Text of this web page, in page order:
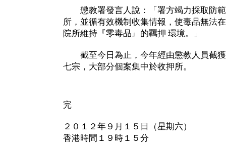
懲教署發言人說：「署方竭力採取防範
所，並循有效機制收集情報，使毒品無法
院所維持『零毒品』的羈押 環境。」
截至今日為止，今年經由懲教人員截獲
七宗，大部分個案集中於收押所。
完
２０１２年９月１５日（星期六）
香港時間１９時１５分